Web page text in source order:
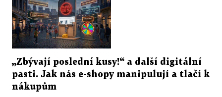
„Zbývají poslední kusy!“ a další digitální
pasti. Jak nás e-shopy manipulují a tlačí k
nákupům